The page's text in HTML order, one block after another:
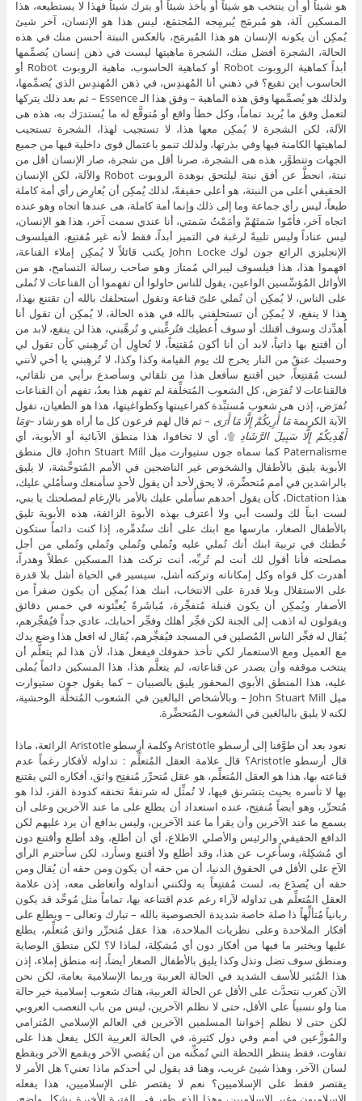
هو شيئاً أو أن ينتخب هو شيئاً أو يأخذ شيئاً أو يترك شيئاً فهذا لا يستطيعه، هذا
المسكين آلة، هو مُبرمَج يُبرمِجه المُجتمَع، ليس هذا هو الإنسان، آخر شيئ
يُمكِن أن يكونه الإنسان هو هذا المُبرمَج، بالعكس النبتة أحسن منك في هذه
الحالة، الشجرة أفضل منك، الشجرة ماهيتها ليست في ذهن إنسان يُصمِّمها
أبداً كماهية الروبوت Robot أو كماهية الحاسوب، ماهية الروبوت Robot أو
الحاسوب أين تقبع؟ في ذهني أنا المُهندِس، في ذهن المُهندِس الذي يُصمِّمها،
ولذلك هو يُصمِّمها وفق هذه الماهية – وفق هذا الـ Essence – ثم بعد ذلك يتركها
لتعمل وفق ما يُريد تماماً، وكل خطأ واقع أو مُتوقَّع له ما يُستدرَك به، هذه هى
الآلة، لكن الشجرة لا يُمكِن معها هذا، لا تستجيب لهذا، الشجرة تستجيب
لماهيتها الكامنة فيها وفي بذرتها، ولذلك تنمو باعتمال قوى داخلية فيها من جميع
الجهات وتتطوَّر، هذه هى الشجرة، صرنا أقل من شجرة، صار الإنسان أقل من
نبتة، انحطَّ عن أفق نبتة ليلتحق بوهدة الروبوت Robot والآلة، لكن الإنسان
الحقيقي أعلى من النبتة، هو أعلى حقيقةً، لذلك يُمكِن أن يُعارِض رأي أمة كاملة
طبعاً، ليس رأي جماعة وما إلى ذلك وإنما أمة كاملة، هى عندها اتجاه وهو عنده
اتجاه آخر، فأمّوا سَمتَهُمْ وأمَمْتُ سَمتي، أنا عندي سمت آخر، هذا هو الإنسان،
ليس عناداً وليس تلبيةً لرغبة في التميز أبداً، فقط لأنه غير مُقتنِع، الفيلسوف
الإنجليزي الرائع جون لوك John Locke يكتب قائلاً لا يُمكِن إملاء القناعة،
افهموا هذا، هذا فيلسوف ليبرالي مُمتاز وهو صاحب رسالة التسامح، هو من
الأوائل المُؤسِّسين الواعين، يقول للناس حاولوا أن تفهموا أن القناعات لا تُملى
على الناس، لا يُمكِن أن تُملي علىّ قناعة وتقول أستحلفك بالله أن تقتنع بهذا،
هذا لا ينفع، لا يُمكِن أن تستحلفني بالله في هذه الحالة، لا يُمكِن أن تقول أنا
أُهدِّدك وسوف أقتلك أو سوف أُعطيك فتُرغِّبني و تُرهِّبني، هذا لن ينفع، لابد من
أن أقتنع بها ذاتياً، لابد أن أنا أكون مُقتنِعاً، لا تُحاوِل أن تُرهِبني كأن تقول لي
وحسبك عنقٌ من النار يخرج لك يوم القيامة وكذا وكذا، لا تُرهِبني يا أخي لأنني
لست مُقتنِعاً، حين أقتنع سأفعل هذا من تلقائي وسأصدع برأيي من تلقائي،
فالقناعات لا تُفرَض، كل الشعوب المُتخلِّفة لم تفهم هذا بعدُ، تفهم أن القناعات
تُفرَض، إذن هى شعوب مُستبِّدة كفراعينتها وكطواغيتها، هذا هو الطغيان، تقول
الآية الكريمةمَا أُرِيكُمْ إِلَّا مَا أَرَى – ثم قال لهم فرعون كل ما أراه هو رشاد –وَمَا
أَهْدِيكُمْ إِلَّا سَبِيلَ الرَّشَادِ ۩، أي لا تخافوا، هذا منطق الآبائية أو الأبوية، أي
Paternalisme كما سماه جون ستيوارت ميل John Stuart Mill، قال منطق
الأبوية يليق بالأطفال والشخوص غير الناضجين في الأمم المُتوحِّشة، لا يليق
بالراشدين في أمم مُتحضِّرة، لا يحق لأحد أن يقول لأحدٍ سأمنعك وسأمُلي عليك،
هذا Dictation، كأن يقول أحدهم سأُملي عليك بالأمر بالإرغام لمصلحتك يا بني،
لست ابناً لك ولست أبي ولا أعترف بهذه الأبوة الزائفة، هذه الأبوية تليق
بالأطفال الصغار، مارسها مع ابنك على أنك ستُدمِّره، إذا كنت دائماً ستكون
خُطتك في تربية ابنك أنك تُملي عليه وتُملي وتُملي وتُملي وتُملي من أجل
مصلحته فأنا أقول لك أنت لم تُربِّه، أنت تركت هذا المسكين عطلاً وهدراً،
أهدرت كل قواه وكل إمكاناته وتركته أشل، سيسير في الحياة أشل بلا قدرة
على الاستقلال وبلا قدرة على الانتخاب، ابنك هذا يُمكِن أن يكون صفراً من
الأصفار ويُمكِن أن يكون قنبلة مُتفجِّرة، مُباشَرةً يُعبِّئونه في خمس دقائق
ويقولون له اذهب إلى الجنة لكن فجِّر أهلك وفجِّر أحبابك، عادي جداً فيُفجِّرهم،
يُقال له فجِّر الناس المُصلين في المسجد فيُفجِّرهم، يُقال له افعل هذا وضع يدك
مع العميل ومع الاستعمار لكي تأخذ حقوقك فيفعل هذا، لأن هذا لم يتعلَّم أن
ينتخب موقفه وأن يصدر عن قناعاته، لم يتعلَّم هذا، هذا المسكين دائماً يُملى
عليه، هذا المنطق الأبوي المحقور يليق بالصبيان – كما يقول جون ستيوارت
ميل John Stuart Mill – وبالأشخاص البالغين في الشعوب المُتخلِّة الوحشية،
لكنه لا يليق بالبالغين في الشعوب المُتحضِّرة.
نعود بعد أن طوَّفنا إلى أرسطو Aristotle وكلمة أرسطو Aristotle الرائعة، ماذا
قال أرسطو Aristotle؟ قال علامة العقل المُتعلِّم : تداوله لأفكار رغماً عدم
قناعته بها، هذا هو العقل المُتعلِّم، هو عقل مُتحرِّر مُنفتِح واثق، أفكاره التي يقتنع
بها لا تأسره بحيث يتشرنق فيها، لا تُمثِّل له شرنقةً تخنقه كدودة القز، لذا هو
مُتحرِّر، وهو أيضاً مُنفتِح، عنده استعداد أن يطلع على ما عند الآخرين وعلى أن
يسمع ما عند الآخرين وأن يقرأ ما عند الآخرين، وليس بدافع أن يرد عليهم لكن
الدافع الحقيقي والرئيس والأصلي الاطلاع، أي أن أطلع، وقد أطلع وأقتنع دون
أي مُشكِلة، وسأُعرِب عن هذا، وقد أطلع ولا أقتنع وسأرد، لكن سأحترم الرأي
الآخ على الأقل في الحقوق الدنيا، أن من حقه أن يكون ومن حقه أن يُقال ومن
حقه أن يُصدَع به، لست مُقتنِعاً به ولكنني أتداوله وأتعاطى معه، إذن علامة
العقل المُتعلِّم هى تداوله لآراء رغم عدم اقتناعه بها، تماماً مثل مُوحِّد قد يكون
ربانياً مُتألِّهاً ذا صلة خاصة شديدة الخصوصية بالله – تبارك وتعالى – ويطلع على
أفكار الملاحدة وعلى نظريات الملاحدة، هذا عقل مُتحرِّر واثق مُتعلِّم، يطلع
عليها ويختبر ما فيها من أفكار دون أي مُشكِلة، لماذا لا؟ لكن منطق الوصاية
ومنطق سوف تضل وتذل وكذا يليق بالأطفال الصغار أيضاً، إنه منطق إملاء، إذن
هذا المُثير للأسف الشديد في الحالة العربية وربما الإسلامية بعامة، لكن نحن
الآن كعرب نتحدَّث على الأقل عن الحالة العربية، هناك شعوب إسلامية خير حالة
منا ولو نسبياً على الأقل، حتى لا نظلم الآخرين، ليس من باب التعصب العروبي
لكن حتى لا نظلم إخواننا المسلمين الآخرين في العالم الإسلامي المُترامي
والمُوزَّعين في أمم وفي دول كثيرة، في الحالة العربية الكل يفعل هذا على
تفاوت، فقط ينتظر اللحظة التي تُمكِّنه من أن يُقصي الآخر ويقمع الآخر ويقطع
لسان الآخر، وهذا شيئ غريب، وهنا قد يقول لي أحدكم ماذا تعني؟ هل الأمر لا
يقتصر فقط على الإسلاميين؟ نعم لا يقتصر على الإسلاميين، هذا يفعله